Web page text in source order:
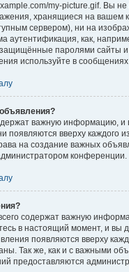
my-picture.gif. Вы
хранящиеся на вашем
сервером), ни на
аутентификация, как,
паролями сайты и
используйте в сообщениях
важную информацию, и
появляются вверху каждого
на создание важных
конференции.
содержат важную
в настоящий момент, и вы
появляются вверху
Так же, как и с важными
предоставляются